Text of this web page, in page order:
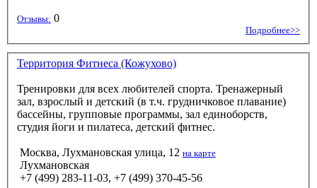
Отзывы: 0
Подробнее>>
Территория Фитнеса (Кожухово)
Тренировки для всех любителей спорта. Тренажерный
зал, взрослый и детский (в т.ч. грудничковое плавание)
бассейны, групповые программы, зал единоборств,
студия йоги и пилатеса, детский фитнес.
Москва, Лухмановская улица, 12 на карте
Лухмановская
+7 (499) 283-11-03, +7 (499) 370-45-56